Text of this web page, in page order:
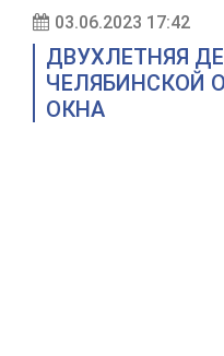
03.06.2023 17:42
ДВУХЛЕТНЯЯ
ЧЕЛЯБИНСКОЙ
ОКНА